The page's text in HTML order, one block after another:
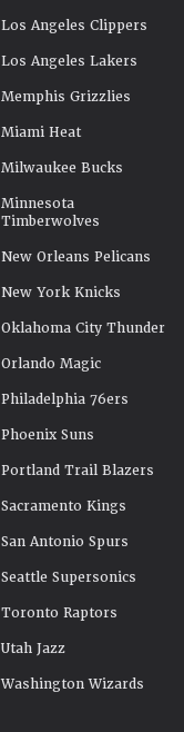
Los Angeles Clippers
Los Angeles Lakers
Memphis Grizzlies
Miami Heat
Milwaukee Bucks
Minnesota
Timberwolves
New Orleans Pelicans
New York Knicks
Oklahoma City Thunder
Orlando Magic
Philadelphia 76ers
Phoenix Suns
Portland Trail Blazers
Sacramento Kings
San Antonio Spurs
Seattle Supersonics
Toronto Raptors
Utah Jazz
Washington Wizards